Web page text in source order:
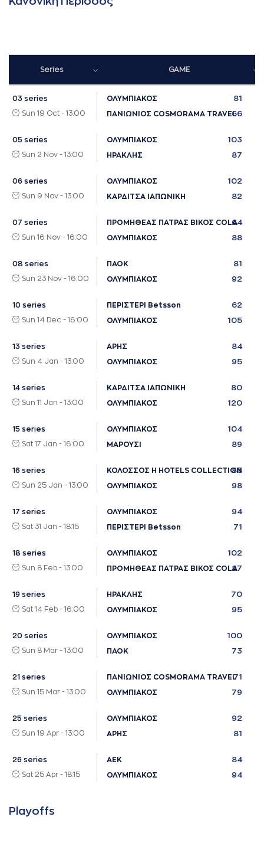
Series GAME
03 series
Sun 19 Oct - 13:00
ΟΛΥΜΠΙΑΚΟΣ 81
ΠΑΝΙΩΝΙΟΣ COSMORAMA TRAVEL66
05 series
Sun 2 Nov - 13:00
ΟΛΥΜΠΙΑΚΟΣ 103
ΗΡΑΚΛΗΣ 87
06 series
Sun 9 Nov - 13:00
ΟΛΥΜΠΙΑΚΟΣ 102
ΚΑΡΔΙΤΣΑ ΙΑΠΩΝΙΚΗ 82
07 series
Sun 16 Nov - 16:00
ΠΡΟΜΗΘΕΑΣ ΠΑΤΡΑΣ ΒΙΚΟΣ COLA64
ΟΛΥΜΠΙΑΚΟΣ 88
08 series
Sun 23 Nov - 16:00
ΠΑΟΚ 81
ΟΛΥΜΠΙΑΚΟΣ 92
10 series
Sun 14 Dec - 16:00
ΠΕΡΙΣΤΕΡΙ Betsson 62
ΟΛΥΜΠΙΑΚΟΣ 105
13 series
Sun 4 Jan - 13:00
ΑΡΗΣ 84
ΟΛΥΜΠΙΑΚΟΣ 95
14 series
Sun 11 Jan - 13:00
ΚΑΡΔΙΤΣΑ ΙΑΠΩΝΙΚΗ 80
ΟΛΥΜΠΙΑΚΟΣ 120
15 series
Sat 17 Jan - 16:00
ΟΛΥΜΠΙΑΚΟΣ 104
ΜΑΡΟΥΣΙ 89
16 series
Sun 25 Jan - 13:00
ΚΟΛΟΣΣΟΣ H HOTELS COLLECTION
85
ΟΛΥΜΠΙΑΚΟΣ 98
17 series
Sat 31 Jan - 18:15
ΟΛΥΜΠΙΑΚΟΣ 94
ΠΕΡΙΣΤΕΡΙ Betsson 71
18 series
Sun 8 Feb - 13:00
ΟΛΥΜΠΙΑΚΟΣ 102
ΠΡΟΜΗΘΕΑΣ ΠΑΤΡΑΣ ΒΙΚΟΣ COLA87
19 series
Sat 14 Feb - 16:00
ΗΡΑΚΛΗΣ 70
ΟΛΥΜΠΙΑΚΟΣ 95
20 series
Sun 8 Mar - 13:00
ΟΛΥΜΠΙΑΚΟΣ 100
ΠΑΟΚ 73
21 series
Sun 15 Mar - 13:00
ΠΑΝΙΩΝΙΟΣ COSMORAMA TRAVEL71
ΟΛΥΜΠΙΑΚΟΣ 79
25 series
Sun 19 Apr - 13:00
ΟΛΥΜΠΙΑΚΟΣ 92
ΑΡΗΣ 81
26 series
Sat 25 Apr - 18:15
ΑΕΚ 84
ΟΛΥΜΠΙΑΚΟΣ 94
Playoffs